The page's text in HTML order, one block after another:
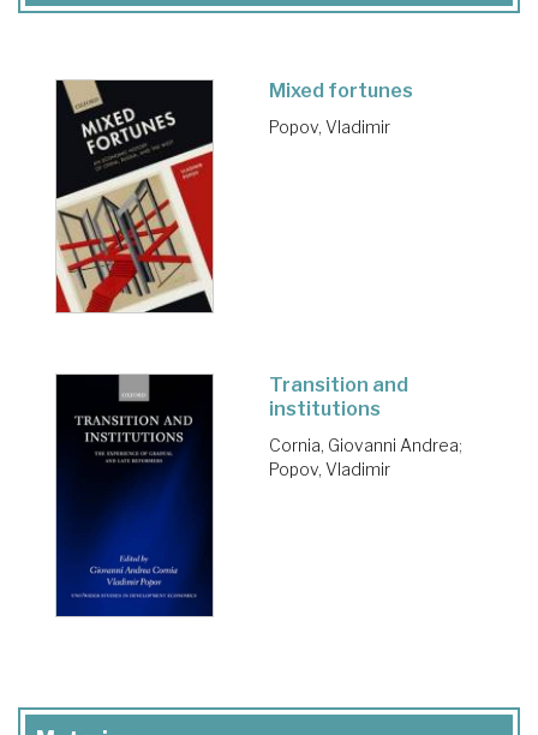
Mixed fortunes
Popov, Vladimir
Transition and
institutions
Cornia, Giovanni Andrea;
Popov, Vladimir